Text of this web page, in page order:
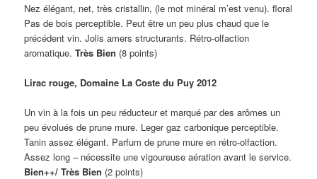
Nez élégant, net, très cristallin, (le mot minéral m’est venu). floral
Pas de bois perceptible. Peut être un peu plus chaud que le
précédent vin. Jolis amers structurants. Rétro-olfaction
aromatique.Très Bien (8 points)
Lirac rouge, Domaine La Coste du Puy 2012
Un vin à la fois un peu réducteur et marqué par des arômes un
peu évolués de prune mure. Leger gaz carbonique perceptible.
Tanin assez élégant. Parfum de prune mure en rétro-olfaction.
Assez long – nécessite une vigoureuse aération avant le service.
Bien++/ Très Bien (2 points)